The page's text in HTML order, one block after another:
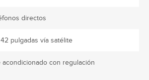
directos
42 pulgadas vía satélite
acondicionado con regulación